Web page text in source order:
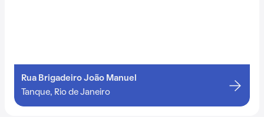
Rua Brigadeiro João Manuel
Tanque, Rio de Janeiro